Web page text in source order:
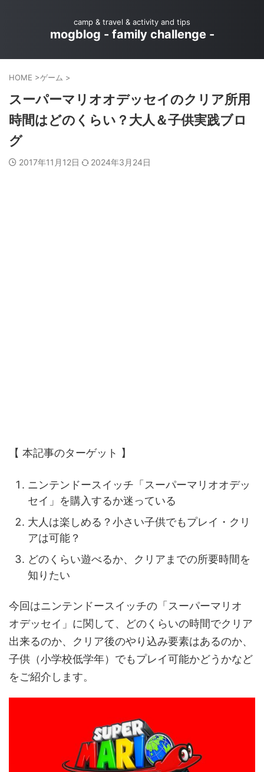
camp & travel & activity and tips
mogblog - family challenge -
HOME >ゲーム >
スーパーマリオオデッセイのクリア所用
時間はどのくらい？大人＆子供実践ブロ
グ
2017年11月12日 2024年3月24日
【 本記事のターゲット 】
ニンテンドースイッチ「スーパーマリオオデッ
セイ」を購入するか迷っている
大人は楽しめる？小さい子供でもプレイ・クリ
アは可能？
どのくらい遊べるか、クリアまでの所要時間を
知りたい
今回はニンテンドースイッチの「スーパーマリオ
オデッセイ」に関して、どのくらいの時間でクリア
出来るのか、クリア後のやり込み要素はあるのか、
子供（小学校低学年）でもプレイ可能かどうかなど
をご紹介します。